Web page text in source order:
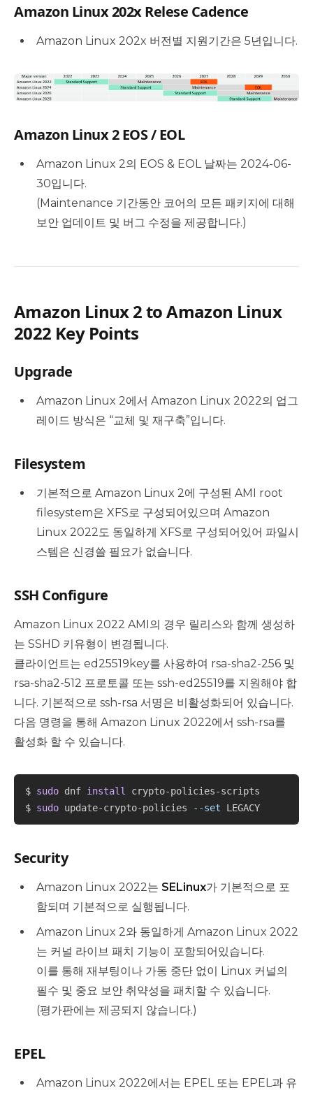
Amazon Linux 202x Relese Cadence
Amazon Linux 202x 버전별 지원기간은 5년입니다.
Amazon Linux 2 EOS / EOL
Amazon Linux 2의 EOS & EOL 날짜는 2024-06-
30입니다.
(Maintenance 기간동안 코어의 모든 패키지에 대해
보안 업데이트 및 버그 수정을 제공합니다.)
Amazon Linux 2 to Amazon Linux
2022 Key Points
Upgrade
Amazon Linux 2에서 Amazon Linux 2022의 업그
레이드 방식은 “교체 및 재구축”입니다.
Filesystem
기본적으로 Amazon Linux 2에 구성된 AMI root
filesystem은 XFS로 구성되어있으며 Amazon
Linux 2022도 동일하게 XFS로 구성되어있어 파일시
스템은 신경쓸 필요가 없습니다.
SSH Configure
Amazon Linux 2022 AMI의 경우 릴리스와 함께 생성하
는 SSHD 키유형이 변경됩니다.
클라이언트는 ed25519key를 사용하여 rsa-sha2-256 및
rsa-sha2-512 프로토콜 또는 ssh-ed25519를 지원해야 합
니다. 기본적으로 ssh-rsa 서명은 비활성화되어 있습니다.
다음 명령을 통해 Amazon Linux 2022에서 ssh-rsa를
활성화 할 수 있습니다.
$ sudo dnf install
crypto-policies-scripts
$ sudo update-crypto-policies --set
Security
Amazon Linux 2022는 SELinux가 기본적으로 포
함되며 기본적으로 실행됩니다.
Amazon Linux 2와 동일하게 Amazon Linux 2022
는 커널 라이브 패치 기능이 포함되어있습니다.
이를 통해 재부팅이나 가동 중단 없이 Linux 커널의
필수 및 중요 보안 취약성을 패치할 수 있습니다.
(평가판에는 제공되지 않습니다.)
EPEL
Amazon Linux 2022에서는 EPEL 또는 EPEL과 유